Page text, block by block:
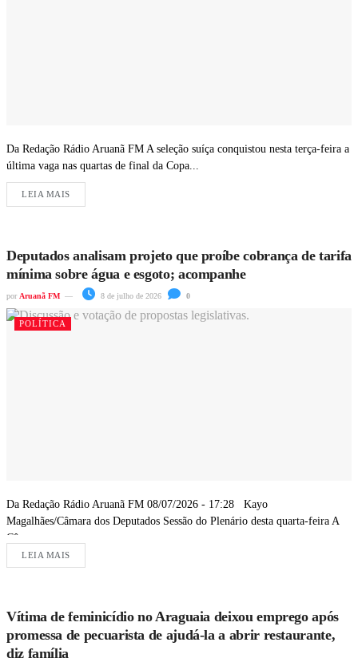
Da Redação Rádio Aruanã FM A seleção suíça conquistou nesta terça-feira a
última vaga nas quartas de final da Copa...
LEIA MAIS
Deputados analisam projeto que proíbe cobrança de tarifa
mínima sobre água e esgoto; acompanhe
por Aruanã FM 8 de julho de 2026 0
POLÍTICA
Da Redação Rádio Aruanã FM 08/07/2026 - 17:28 Kayo
Magalhães/Câmara dos Deputados Sessão do Plenário desta quarta-feira A
Câmara...
LEIA MAIS
Vítima de feminicídio no Araguaia deixou emprego após
promessa de pecuarista de ajudá-la a abrir restaurante,
diz família